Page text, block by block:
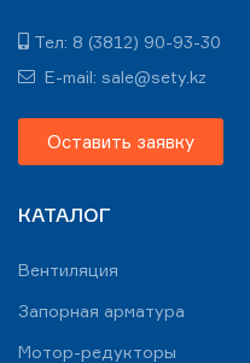
Тел: 8 (3812) 90-93-30
E-mail: sale@sety.kz
Оставить заявку
КАТАЛОГ
Вентиляция
Запорная арматура
Мотор-редукторы